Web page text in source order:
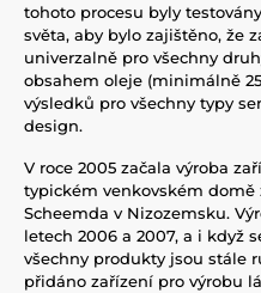
tohoto procesu byly
světa, aby bylo zajištěno, že
univerzalně pro všechny
obsahem oleje (minimálně
výsledků pro všechny typy
design.
V roce 2005 začala výroba
typickém venkovském domě
Scheemda v Nizozemsku.
letech 2006 a 2007, a i když
všechny produkty jsou stále
přidáno zařízení pro výrobu